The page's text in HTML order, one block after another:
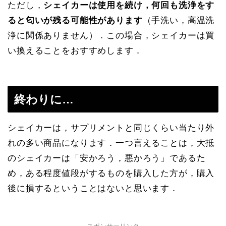
ただし， シェイカーは使用を続け，何回も洗浄をす
ると匂いが残る可能性があります （手洗い，高温洗
浄に関係ありません）．この場合，シェイカーは買
い換えることをおすすめします．
終わりに…
シェイカーは，サプリメントと同じくらい当たり外
れの多い商品になります．一つ言えることは，大抵
のシェイカーは「安かろう，悪かろう」であるた
め，ある程度値段がするものを購入した方が，購入
後に損するということはないと思います．